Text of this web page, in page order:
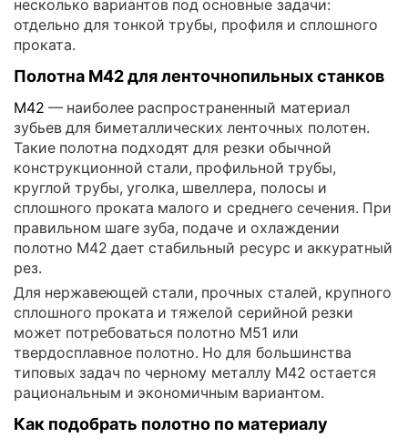
несколько вариантов под основные задачи:
отдельно для тонкой трубы, профиля и сплошного
проката.
Полотна M42 для ленточнопильных станков
M42 — наиболее распространенный материал
зубьев для биметаллических ленточных полотен.
Такие полотна подходят для резки обычной
конструкционной стали, профильной трубы,
круглой трубы, уголка, швеллера, полосы и
сплошного проката малого и среднего сечения. При
правильном шаге зуба, подаче и охлаждении
полотно M42 дает стабильный ресурс и аккуратный
рез.
Для нержавеющей стали, прочных сталей, крупного
сплошного проката и тяжелой серийной резки
может потребоваться полотно M51 или
твердосплавное полотно. Но для большинства
типовых задач по черному металлу M42 остается
рациональным и экономичным вариантом.
Как подобрать полотно по материалу